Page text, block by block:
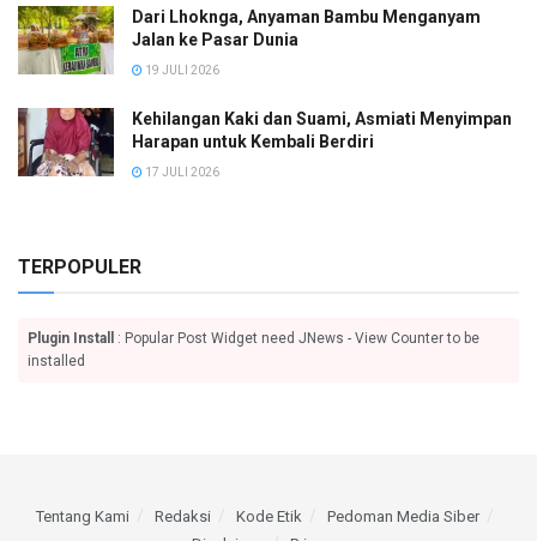
Dari Lhoknga, Anyaman Bambu Menganyam
Jalan ke Pasar Dunia
19 JULI 2026
Kehilangan Kaki dan Suami, Asmiati Menyimpan
Harapan untuk Kembali Berdiri
17 JULI 2026
TERPOPULER
Plugin Install
: Popular Post Widget need JNews - View Counter to be
installed
Tentang Kami Redaksi Kode Etik
Pedoman Media Siber